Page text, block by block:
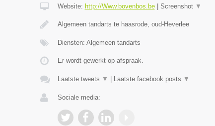
Website: http://Www.bovenbos.be| Screenshot ▼
Algemeen tandarts te haasrode, oud-Heverlee
Diensten: Algemeen tandarts
Er wordt gewerkt op afspraak.
Laatste tweets ▼ Laatste facebook posts ▼
Sociale media: